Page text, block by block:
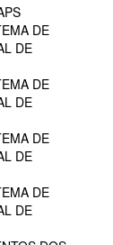
DE
DE
DE
DE
DE
DE
DE
DE